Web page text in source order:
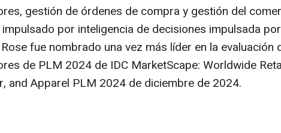
gestión de órdenes de compra y gestión del
por inteligencia de decisiones impulsada
fue nombrado una vez más líder en la evaluación
de PLM 2024 de IDC MarketScape: Worldwide
and Apparel PLM 2024 de diciembre de 2024.